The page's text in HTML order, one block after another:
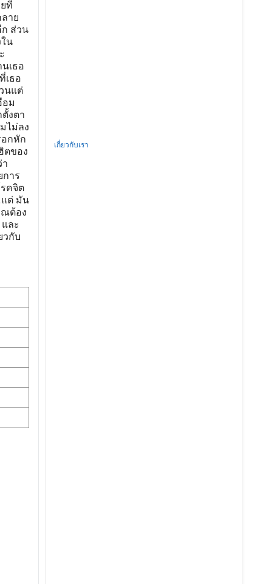
ที่
าย
ก ส่วน
น
เธอ
เธอ
นแต่
อม
งตา
ไม่ลง
อกหัก
ตของ
การ
คจิต
แต่ มัน
ณต้อง
ละ
วกับ
เกี่ยวกับเรา